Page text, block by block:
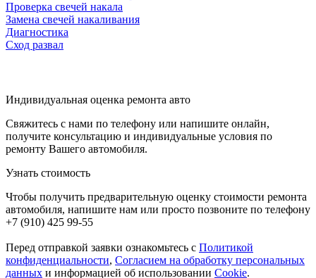
Проверка свечей накала
Замена свечей накаливания
Диагностика
Сход развал
Индивидуальная оценка ремонта авто
Свяжитесь с нами по телефону или напишите онлайн,
получите консультацию и индивидуальные условия по
ремонту Вашего автомобиля.
Узнать стоимость
Чтобы получить предварительную оценку стоимости ремонта
автомобиля, напишите нам или просто позвоните по телефону
+7 (910) 425 99-55
Перед отправкой заявки ознакомьтесь с Политикой
конфиденциальности, Согласием на обработку персональных
данных и информацией об использовании Cookie.